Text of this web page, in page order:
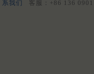
系我们
客服：+86 136